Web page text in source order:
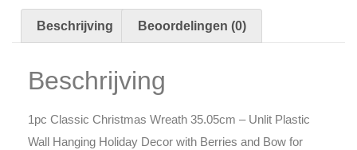
Beschrijving Beoordelingen (0)
Beschrijving
1pc Classic Christmas Wreath 35.05cm – Unlit Plastic
Wall Hanging Holiday Decor with Berries and Bow for